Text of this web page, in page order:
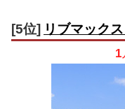
[5位] リブマック
1